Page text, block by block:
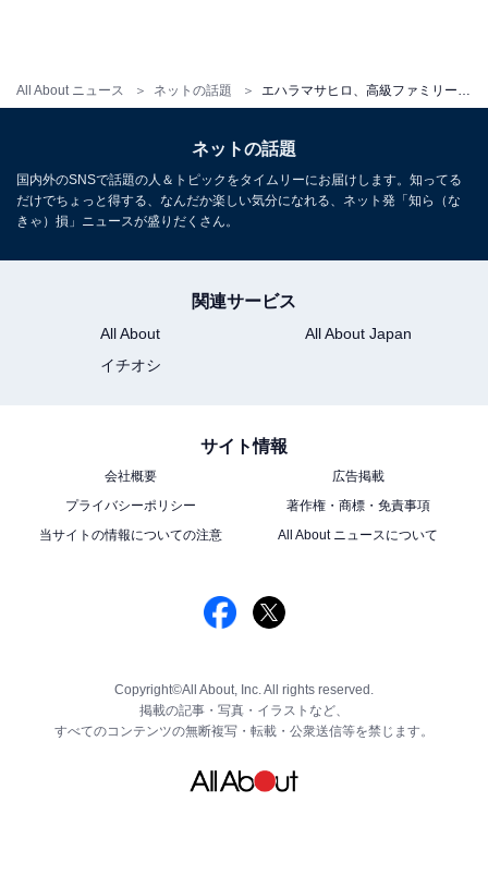
All About ニュース ネットの話題
ネットの話題
国内外のSNSで話題の人＆トピックをタイムリーにお届けします。知ってる
だけでちょっと得する、なんだか楽しい気分になれる、ネット発「知ら（な
きゃ）損」ニュースが盛りだくさん。
関連サービス
All About
All About Japan
イチオシ
サイト情報
会社概要
広告掲載
プライバシーポリシー
著作権・商標・免責事項
当サイトの情報についての注意
All About ニュースについて
Copyright©All About, Inc. All rights reserved.
掲載の記事・写真・イラストなど、
すべてのコンテンツの無断複写・転載・公衆送信等を禁じます。